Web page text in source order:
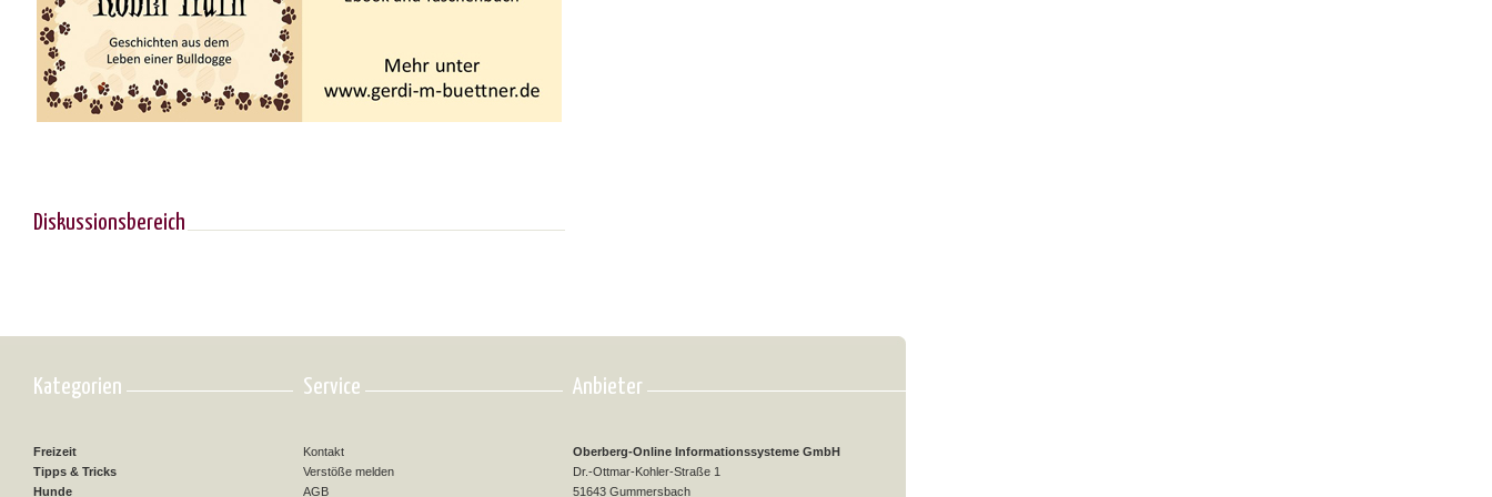
Diskussionsbereich
Kategorien
Freizeit
Tipps & Tricks
Hunde
Service
Kontakt
Verstöße melden
AGB
Anbieter
Oberberg-Online Informationssysteme GmbH
Dr.-Ottmar-Kohler-Straße 1
51643 Gummersbach